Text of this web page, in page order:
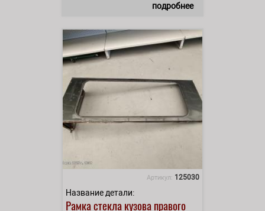
подробнее
Артикул: 125030
Название детали:
Рамка стекла кузова правого